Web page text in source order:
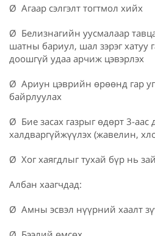
Ø Агаар сэлгэлт тогтмол хийх
Ø Белизнагийн уусмалаар
шатны бариул, шал зэрэг хатуу
доошгүй удаа арчиж цэвэрлэх
Ø Ариун цэврийн өрөөнд гар
байрлуулах
Ø Бие засах газрыг өдөрт 3-аас
халдваргүйжүүлэх (жавелин,
Ø Хог хаягдлыг тухай бүр нь
Албан хаагчдад:
Ø Амны эсвэл нүүрний хаалт